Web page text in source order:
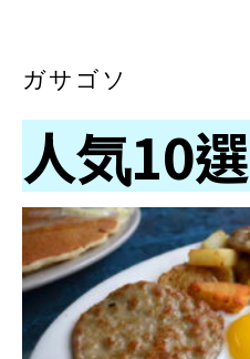
ガサゴソ
人気10選